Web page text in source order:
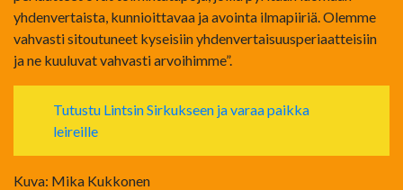
yhdenvertaista, kunnioittavaa ja avointa ilmapiiriä. Olemme
vahvasti sitoutuneet kyseisiin yhdenvertaisuusperiaatteisiin
ja ne kuuluvat vahvasti arvoihimme”.
Tutustu Lintsin Sirkukseen ja varaa paikka
leireille
Kuva: Mika Kukkonen